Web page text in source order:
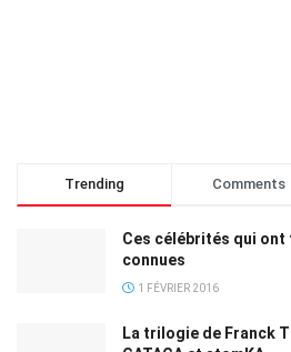
Trending Comments
Ces célébrités qui ont
connues
1 FÉVRIER 2016
La trilogie de Franck